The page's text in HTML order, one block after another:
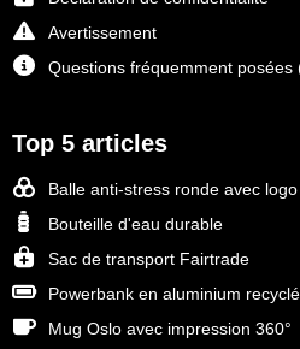
Avertissement
Questions fréquemment posées
Top 5 articles
Balle anti-stress ronde avec logo
Bouteille d'eau durable
Sac de transport Fairtrade
Powerbank en aluminium recyclé
Mug Oslo avec impression 360°